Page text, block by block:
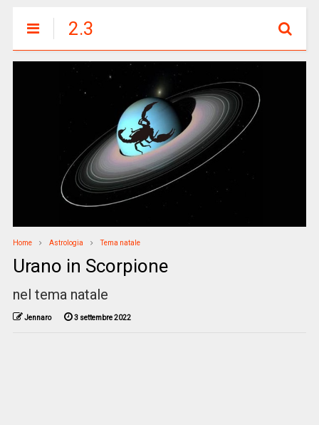
2.3
Home Astrologia Tema natale
Urano in Scorpione
nel tema natale
Jennaro 3 settembre 2022